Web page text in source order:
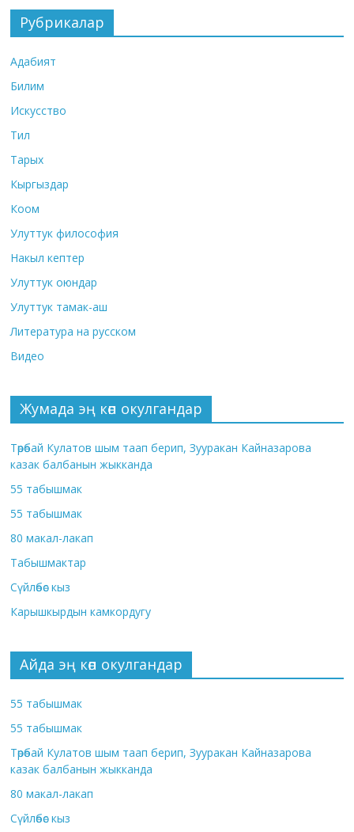
Рубрикалар
Адабият
Билим
Искусство
Тил
Тарых
Кыргыздар
Коом
Улуттук философия
Накыл кептер
Улуттук оюндар
Улуттук тамак-аш
Литература на русском
Видео
Жумада эң көп окулгандар
Төрөбай Кулатов шым таап берип, Зууракан Кайназарова
казак балбанын жыкканда
55 табышмак
55 табышмак
80 макал-лакап
Табышмактар
Сүйлөбөс кыз
Карышкырдын камкордугу
Айда эң көп окулгандар
55 табышмак
55 табышмак
Төрөбай Кулатов шым таап берип, Зууракан Кайназарова
казак балбанын жыкканда
80 макал-лакап
Сүйлөбөс кыз